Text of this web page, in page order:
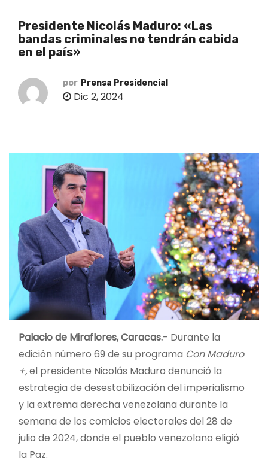
Presidente Nicolás Maduro: «Las
bandas criminales no tendrán cabida
en el país»
por Prensa Presidencial
Dic 2, 2024
Palacio de Miraflores, Caracas.- Durante la
edición número 69 de su programa Con Maduro
+,el presidente Nicolás Maduro denunció la
estrategia de desestabilización del imperialismo
y la extrema derecha venezolana durante la
semana de los comicios electorales del 28 de
julio de 2024, donde el pueblo venezolano eligió
la Paz.